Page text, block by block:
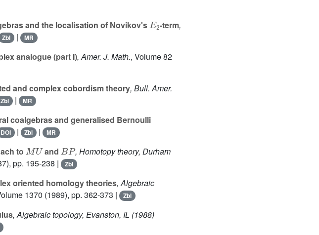
and the localisation of Novikov's -term,
Zbl | MR
analogue (part I), Amer. J. Math., Volume 82
and complex cobordism theory, Bull. Amer.
Zbl | MR
coalgebras and generalised Bernoulli
DOI | Zbl | MR
to and
, Homotopy theory, Durham
pp. 195-238 | Zbl
oriented homology theories, Algebraic
1370 (1989), pp. 362-373 | Zbl
, Algebraic topology, Evanston, IL (1988)